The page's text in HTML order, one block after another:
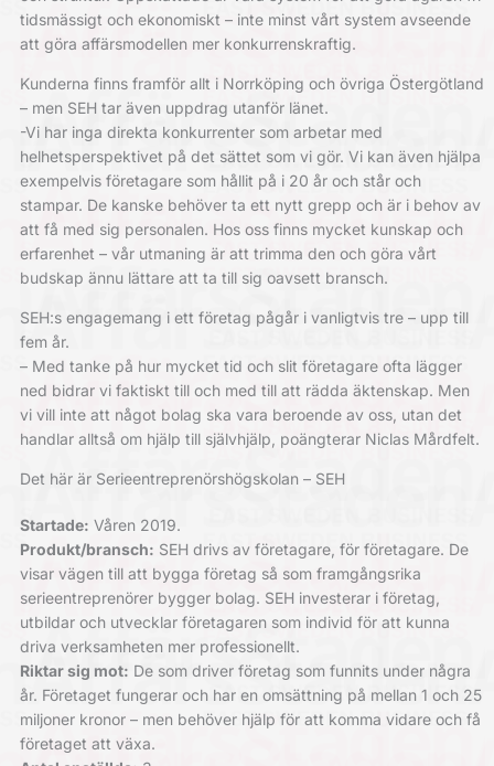
tidsmässigt och ekonomiskt – inte minst vårt system avseende
att göra affärsmodellen mer konkurrenskraftig.
Kunderna finns framför allt i Norrköping och övriga Östergötland
– men SEH tar även uppdrag utanför länet.
-Vi har inga direkta konkurrenter som arbetar med
helhetsperspektivet på det sättet som vi gör. Vi kan även hjälpa
exempelvis företagare som hållit på i 20 år och står och
stampar. De kanske behöver ta ett nytt grepp och är i behov av
att få med sig personalen. Hos oss finns mycket kunskap och
erfarenhet – vår utmaning är att trimma den och göra vårt
budskap ännu lättare att ta till sig oavsett bransch.
SEH:s engagemang i ett företag pågår i vanligtvis tre – upp till
fem år.
– Med tanke på hur mycket tid och slit företagare ofta lägger
ned bidrar vi faktiskt till och med till att rädda äktenskap. Men
vi vill inte att något bolag ska vara beroende av oss, utan det
handlar alltså om hjälp till självhjälp, poängterar Niclas Mårdfelt.
Det här är Serieentreprenörshögskolan – SEH
Startade: Våren 2019.
Produkt/bransch: SEH drivs av företagare, för företagare. De
visar vägen till att bygga företag så som framgångsrika
serieentreprenörer bygger bolag. SEH investerar i företag,
utbildar och utvecklar företagaren som individ för att kunna
driva verksamheten mer professionellt.
Riktar sig mot: De som driver företag som funnits under några
år. Företaget fungerar och har en omsättning på mellan 1 och 25
miljoner kronor – men behöver hjälp för att komma vidare och få
företaget att växa.